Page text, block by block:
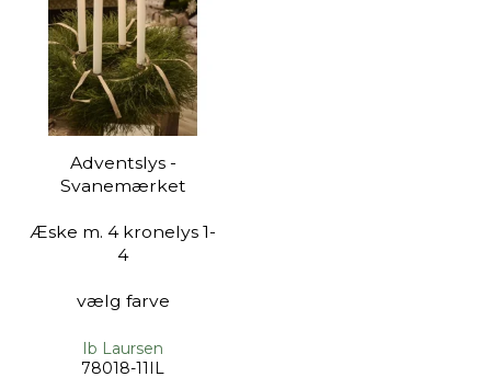
Adventslys -
Svanemærket
Æske m. 4 kronelys 1-
4
vælg farve
Ib Laursen
78018-11IL